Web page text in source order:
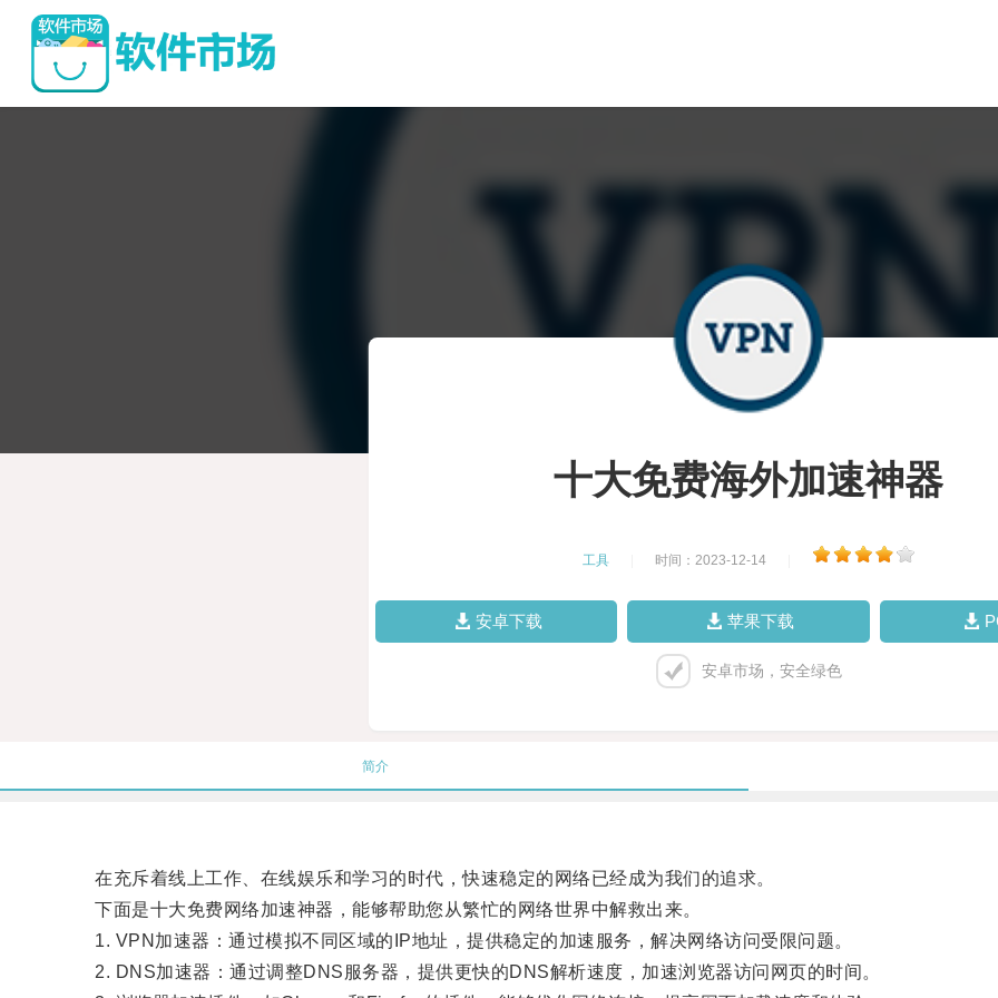
十大免费海外加速神器
工具 时间：2023-12-14
安卓下载 苹果下载
安卓市场，安全绿色
简介
在充斥着线上工作、在线娱乐和学习的时代，快速稳定的网络已经成为我们的追求。
下面是十大免费网络加速神器，能够帮助您从繁忙的网络世界中解救出来。
1. VPN加速器：通过模拟不同区域的IP地址，提供稳定的加速服务，解决网络访问受限问题。
2. DNS加速器：通过调整DNS服务器，提供更快的DNS解析速度，加速浏览器访问网页的时间。